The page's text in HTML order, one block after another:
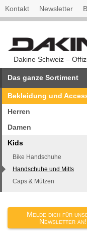
Kontakt Newsletter
Dakine Schweiz –
Das ganze Sortiment
Bekleidung und
Herren
Damen
Kids
Bike Handschuhe
Handschuhe und Mitts
Caps & Mützen
Melde dich für
Newsletter an!